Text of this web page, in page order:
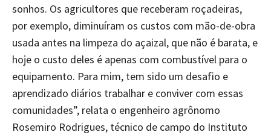
sonhos. Os agricultores que receberam roçadeiras,
por exemplo, diminuíram os custos com mão-de-obra
usada antes na limpeza do açaizal, que não é barata, e
hoje o custo deles é apenas com combustível para o
equipamento. Para mim, tem sido um desafio e
aprendizado diários trabalhar e conviver com essas
comunidades”, relata o engenheiro agrônomo
Rosemiro Rodrigues, técnico de campo do Instituto